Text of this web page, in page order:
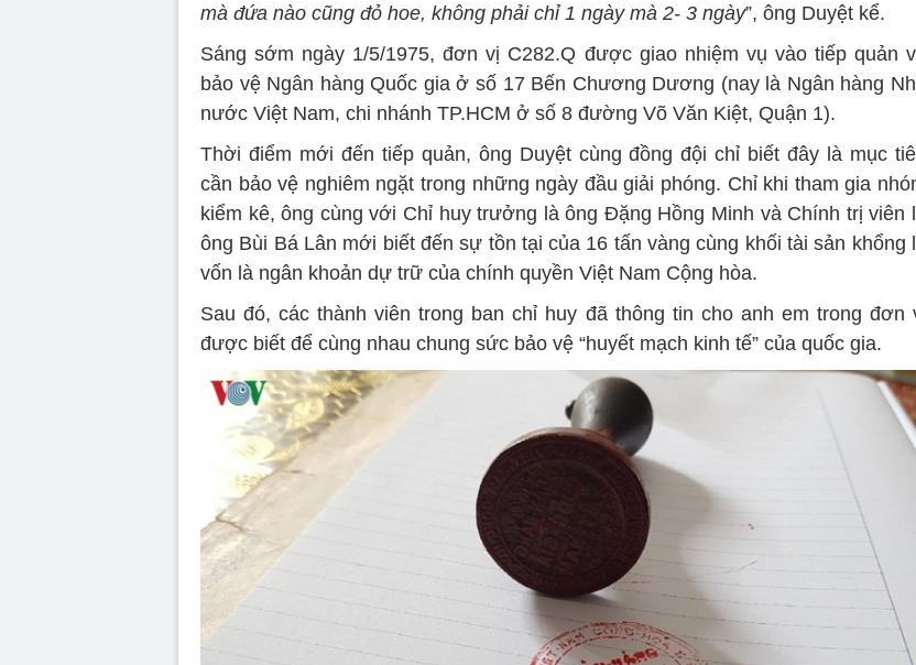
mà đứa nào cũng đỏ hoe, không phải chỉ 1 ngày mà 2- 3 ngày”, ông Duyệt kể.
Sáng sớm ngày 1/5/1975, đơn vị C282.Q được giao nhiệm vụ vào tiếp quản
bảo vệ Ngân hàng Quốc gia ở số 17 Bến Chương Dương (nay là Ngân hàng
nước Việt Nam, chi nhánh TP.HCM ở số 8 đường Võ Văn Kiệt, Quận 1).
Thời điểm mới đến tiếp quản, ông Duyệt cùng đồng đội chỉ biết đây là mục
cần bảo vệ nghiêm ngặt trong những ngày đầu giải phóng. Chỉ khi tham gia
kiểm kê, ông cùng với Chỉ huy trưởng là ông Đặng Hồng Minh và Chính trị viên
ông Bùi Bá Lân mới biết đến sự tồn tại của 16 tấn vàng cùng khối tài sản khổng
vốn là ngân khoản dự trữ của chính quyền Việt Nam Cộng hòa.
Sau đó, các thành viên trong ban chỉ huy đã thông tin cho anh em trong đơn
được biết để cùng nhau chung sức bảo vệ “huyết mạch kinh tế” của quốc gia.